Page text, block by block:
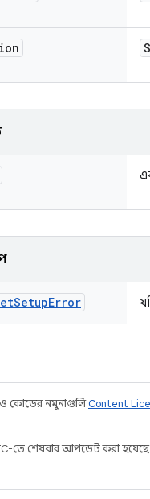
SetupError
ও কোডের নমুনাগুলিContent
তে শেষবার আপডেট করা